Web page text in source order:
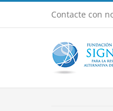
Saltar
contenido
Contacte con